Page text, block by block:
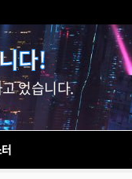
다!
있습니다.